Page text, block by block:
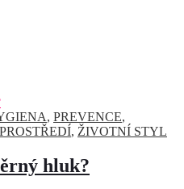
, PREVENCE,
, ŽIVOTNÍ STYL
hluk?